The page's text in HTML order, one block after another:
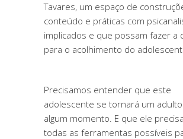
Tavares, um espaço de
conteúdo e práticas com
implicados e que possam fazer a
para o acolhimento do
Precisamos entender que este
adolescente se tornará um
algum momento. E que ele
todas as ferramentas possíveis